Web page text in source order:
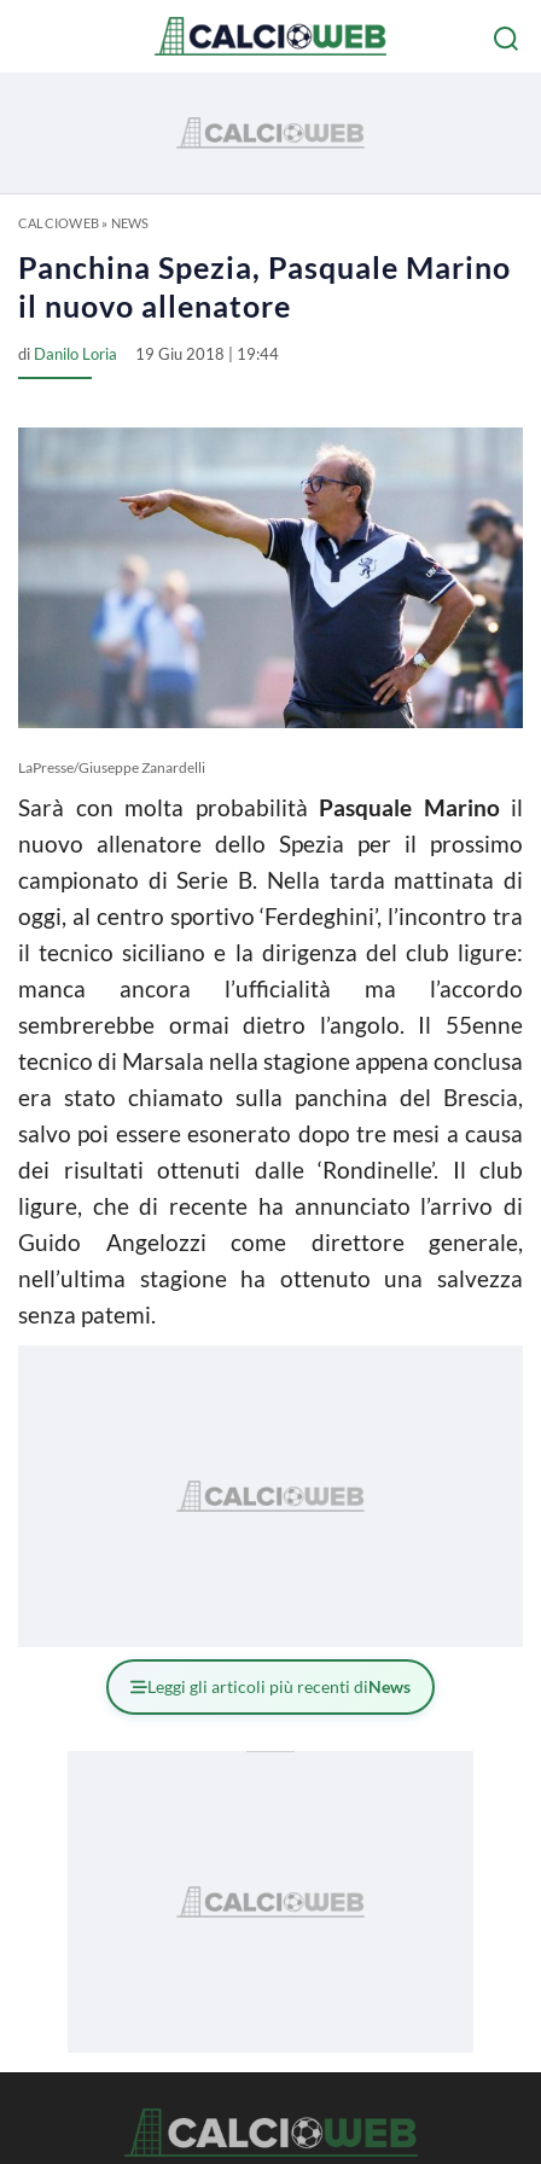
CALCIOWEB» NEWS
Panchina Spezia, Pasquale Marino
il nuovo allenatore
di Danilo Loria 19 Giu 2018 | 19:44
LaPresse/Giuseppe Zanardelli
Sarà con molta probabilità Pasquale Marinoil
nuovo allenatore dello Spezia per il prossimo
campionato di Serie B. Nella tarda mattinata di
oggi, al centro sportivo ‘Ferdeghini’, l’incontro tra
il tecnico siciliano e la dirigenza del club ligure:
manca ancora l’ufficialità ma l’accordo
sembrerebbe ormai dietro l’angolo. Il 55enne
tecnico di Marsala nella stagione appena conclusa
era stato chiamato sulla panchina del Brescia,
salvo poi essere esonerato dopo tre mesi a causa
dei risultati ottenuti dalle ‘Rondinelle’. Il club
ligure, che di recente ha annunciato l’arrivo di
Guido Angelozzi come direttore generale,
nell’ultima stagione ha ottenuto una salvezza
senza patemi.
Leggi gli articoli più recenti diNews